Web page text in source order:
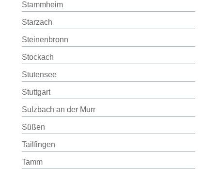
Stammheim
Starzach
Steinenbronn
Stockach
Stutensee
Stuttgart
Sulzbach an der Murr
Süßen
Tailfingen
Tamm